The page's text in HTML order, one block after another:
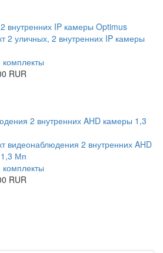
2 уличных, 2 внутренних IP камеры
комплекты
RUR
видеонаблюдения 2 внутренних AHD
Мп
комплекты
RUR